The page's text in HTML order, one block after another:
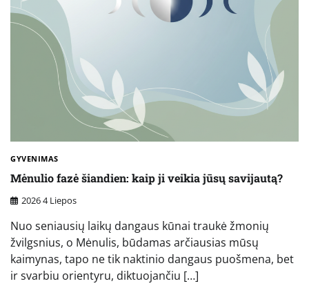
GYVENIMAS
Mėnulio fazė šiandien: kaip ji veikia jūsų savijautą?
2026 4 Liepos
Nuo seniausių laikų dangaus kūnai traukė žmonių
žvilgsnius, o Mėnulis, būdamas arčiausias mūsų
kaimynas, tapo ne tik naktinio dangaus puošmena, bet
ir svarbiu orientyru, diktuojančiu […]